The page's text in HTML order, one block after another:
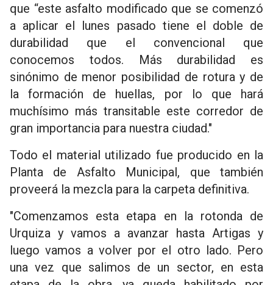
que “este asfalto modificado que se comenzó
a aplicar el lunes pasado tiene el doble de
durabilidad que el convencional que
conocemos todos. Más durabilidad es
sinónimo de menor posibilidad de rotura y de
la formación de huellas, por lo que hará
muchísimo más transitable este corredor de
gran importancia para nuestra ciudad."
Todo el material utilizado fue producido en la
Planta de Asfalto Municipal, que también
proveerá la mezcla para la carpeta definitiva.
"Comenzamos esta etapa en la rotonda de
Urquiza y vamos a avanzar hasta Artigas y
luego vamos a volver por el otro lado. Pero
una vez que salimos de un sector, en esta